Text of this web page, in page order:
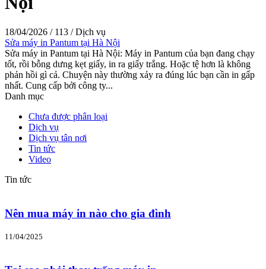
18/04/2026 / 113 /Dịch vụ
Sửa máy in Pantum tại Hà Nội
Sửa máy in Pantum tại Hà Nội: Máy in Pantum của bạn đang chạy
tốt, rồi bỗng dưng kẹt giấy, in ra giấy trắng. Hoặc tệ hơn là không
phản hồi gì cả. Chuyện này thường xảy ra đúng lúc bạn cần in gấp
nhất. Cung cấp bởi công ty...
Danh mục
Chưa được phân loại
Dịch vụ
Dịch vụ tân nơi
Tin tức
Video
Tin tức
Nên mua máy in nào cho gia đình
11/04/2025